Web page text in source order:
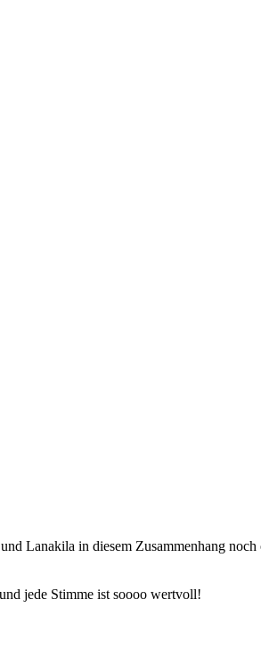
Lanakila in diesem Zusammenhang noch
jede Stimme ist soooo wertvoll!